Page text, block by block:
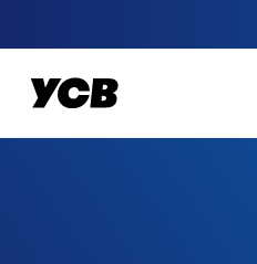
to
content